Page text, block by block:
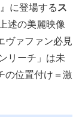
に登場する ス
上述の美麗映像
ヴァファン必見
リーチ」は未
の位置付け＝激